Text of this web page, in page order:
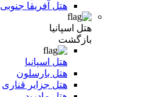
هتل آفریقا جنوبی
هتل اسپانیا
بازگشت
هتل اسپانیا
هتل بارسلون
هتل جزایر قناری